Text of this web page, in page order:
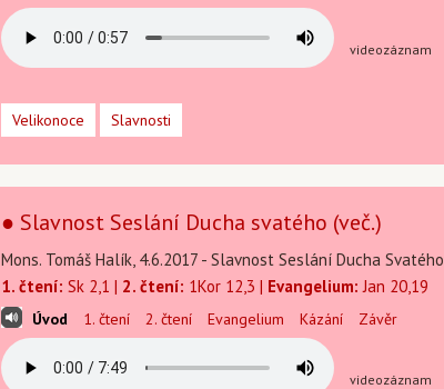
videozáznam
Velikonoce Slavnosti
● Slavnost Seslání Ducha svatého (več.)
Mons. Tomáš Halík, 4.6.2017 - Slavnost Seslání Ducha Svatého
1. čtení: Sk 2,1 | 2. čtení: 1Kor 12,3 | Evangelium: Jan 20,19
Úvod 1. čtení 2. čtení Evangelium Kázání Závěr
videozáznam